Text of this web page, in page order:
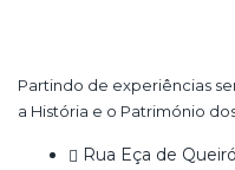
Partindo de experiências
a História e o Património
Rua Eça de